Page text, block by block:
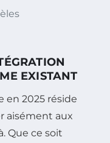
EXISTANT
en 2025 réside
aisément aux
Que ce soit